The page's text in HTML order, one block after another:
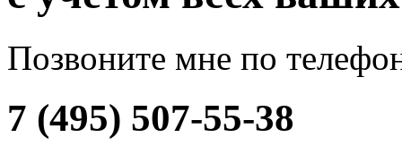
Позвоните мне по
7 (495) 507-55-38